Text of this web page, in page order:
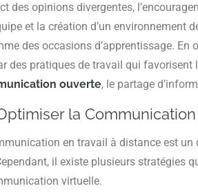
des opinions divergentes,
et la création d’un environnement
des occasions d’apprentissage.
des pratiques de travail qui
ouverte, le partage
la
en travail à distance est un
il existe plusieurs stratégies
virtuelle.